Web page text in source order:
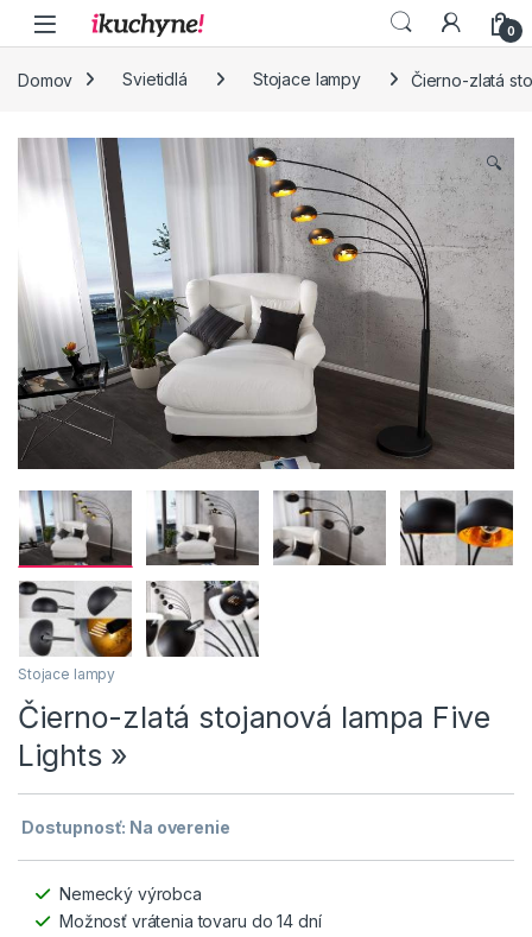
Skip to navigation
Skip to content
0
Domov Svietidlá Stojace lampy Čierno-zlatá
🔍
Stojace lampy
Čierno-zlatá stojanová lampa Five
Lights »
Dostupnosť: Na overenie
Nemecký výrobca
Možnosť vrátenia tovaru do 14 dní